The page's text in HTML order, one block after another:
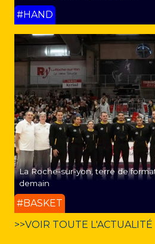
#HAND
La Roche-sur-yon, terre de
demain
#BASKET
>>VOIR TOUTE L'ACTUALITÉ